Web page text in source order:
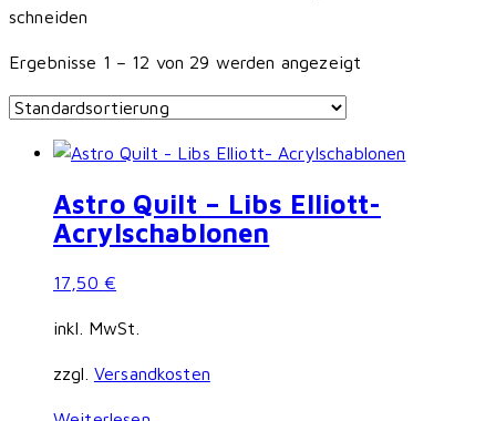
schneiden
Ergebnisse 1 – 12 von 29 werden angezeigt
Astro Quilt – Libs Elliott-
Acrylschablonen
17,50 €
inkl. MwSt.
zzgl. Versandkosten